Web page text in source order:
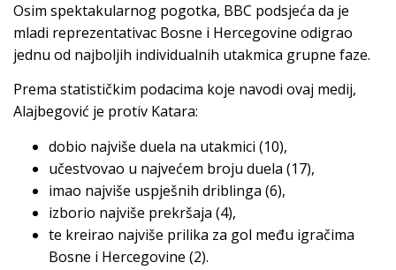
Osim spektakularnog pogotka, BBC podsjeća da je
mladi reprezentativac Bosne i Hercegovine odigrao
jednu od najboljih individualnih utakmica grupne faze.
Prema statističkim podacima koje navodi ovaj medij,
Alajbegović je protiv Katara:
dobio najviše duela na utakmici (10),
učestvovao u najvećem broju duela (17),
imao najviše uspješnih driblinga (6),
izborio najviše prekršaja (4),
te kreirao najviše prilika za gol među igračima
Bosne i Hercegovine (2).